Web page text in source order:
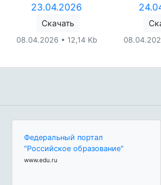
23.04.2026
Скачать
08.04.2026 • 12,14 Kb
Федеральный портал
"Российское образование"
www.edu.ru